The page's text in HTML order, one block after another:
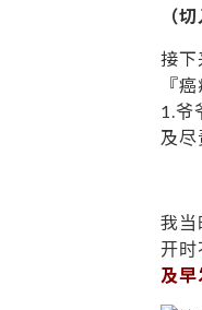
（
接下
『
1.爷
及尽
我当
开时
及